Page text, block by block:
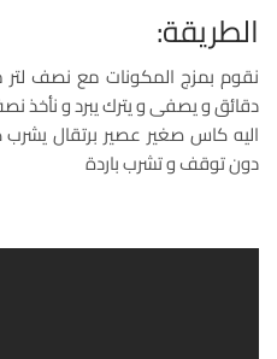
الطريقة:
دقائق و يصفى و يترك يبرد و
دون توقف و تشرب باردة